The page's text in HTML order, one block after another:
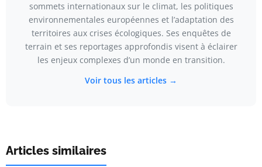
sommets internationaux sur le climat, les politiques
environnementales européennes et l’adaptation des
territoires aux crises écologiques. Ses enquêtes de
terrain et ses reportages approfondis visent à éclairer
les enjeux complexes d’un monde en transition.
Voir tous les articles →
Articles similaires